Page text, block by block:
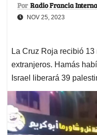
Por Radio Francia
NOV 25, 2023
La Cruz Roja recibió
extranjeros. Hamás
Israel liberará 39